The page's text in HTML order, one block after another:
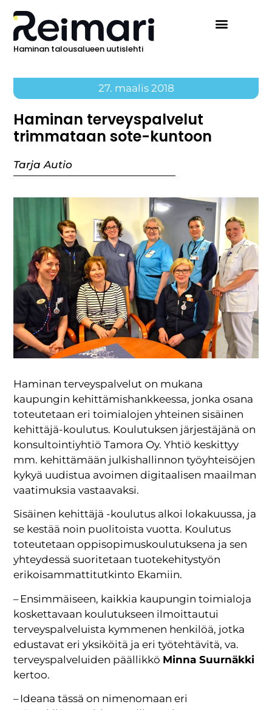
Haminan talousalueen uutislehti
27. maalis 2018
Haminan terveyspalvelut
trimmataan sote-kuntoon
Tarja Autio
Haminan terveyspalvelut on mukana
kaupungin kehittämishankkeessa, jonka osana
toteutetaan eri toimialojen yhteinen sisäinen
kehittäjä-koulutus. Koulutuksen järjestäjänä on
konsultointiyhtiö Tamora Oy. Yhtiö keskittyy
mm. kehittämään julkishallinnon työyhteisöjen
kykyä uudistua avoimen digitaalisen maailman
vaatimuksia vastaavaksi.
Sisäinen kehittäjä -koulutus alkoi lokakuussa, ja
se kestää noin puolitoista vuotta. Koulutus
toteutetaan oppisopimuskoulutuksena ja sen
yhteydessä suoritetaan tuotekehitystyön
erikoisammattitutkinto Ekamiin.
– Ensimmäiseen, kaikkia kaupungin toimialoja
koskettavaan koulutukseen ilmoittautui
terveyspalveluista kymmenen henkilöä, jotka
edustavat eri yksiköitä ja eri työtehtävitä, va.
terveyspalveluiden päällikkö Minna Suurnäkki
kertoo.
– Ideana tässä on nimenomaan eri